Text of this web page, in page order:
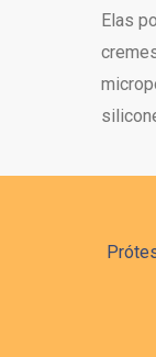
Elas